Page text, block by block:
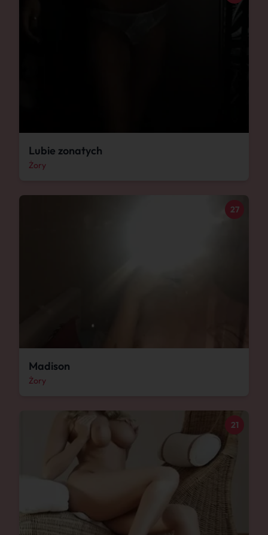
Lubie zonatych
Żory
27
Madison
Żory
21